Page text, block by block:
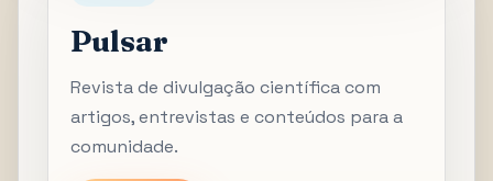
Pulsar
Revista de divulgação científica com
artigos, entrevistas e conteúdos para a
comunidade.